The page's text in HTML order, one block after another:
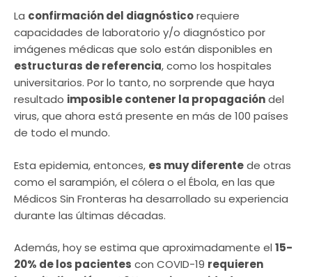
La confirmación del diagnósticorequiere
capacidades de laboratorio y/o diagnóstico por
imágenes médicas que solo están disponibles en
estructuras de referencia, como los hospitales
universitarios. Por lo tanto, no sorprende que haya
resultado imposible contener la propagacióndel
virus, que ahora está presente en más de 100 países
de todo el mundo.
Esta epidemia, entonces, es muy diferentede otras
como el sarampión, el cólera o el Ébola, en las que
Médicos Sin Fronteras ha desarrollado su experiencia
durante las últimas décadas.
Además, hoy se estima que aproximadamente el 15-
20% de los pacientes con COVID-19 requieren